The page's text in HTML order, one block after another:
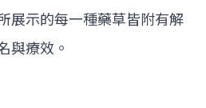
展示的每一種藥草皆附有解
與療效。